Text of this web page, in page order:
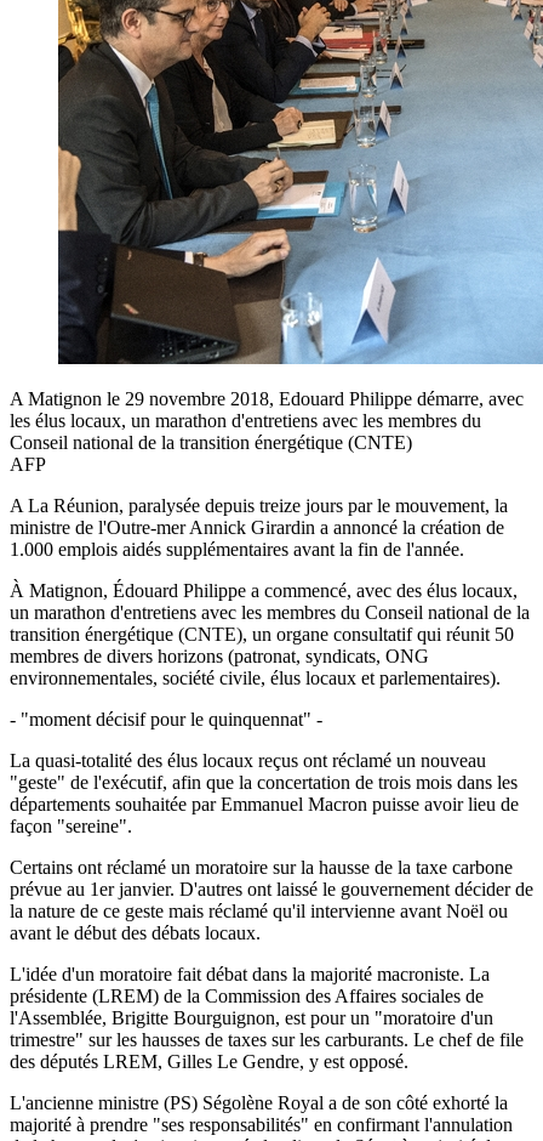
A Matignon le 29 novembre 2018, Edouard Philippe démarre, avec
les élus locaux, un marathon d'entretiens avec les membres du
Conseil national de la transition énergétique (CNTE)
AFP
A La Réunion, paralysée depuis treize jours par le mouvement, la
ministre de l'Outre-mer Annick Girardin a annoncé la création de
1.000 emplois aidés supplémentaires avant la fin de l'année.
À Matignon, Édouard Philippe a commencé, avec des élus locaux,
un marathon d'entretiens avec les membres du Conseil national de la
transition énergétique (CNTE), un organe consultatif qui réunit 50
membres de divers horizons (patronat, syndicats, ONG
environnementales, société civile, élus locaux et parlementaires).
- "moment décisif pour le quinquennat" -
La quasi-totalité des élus locaux reçus ont réclamé un nouveau
"geste" de l'exécutif, afin que la concertation de trois mois dans les
départements souhaitée par Emmanuel Macron puisse avoir lieu de
façon "sereine".
Certains ont réclamé un moratoire sur la hausse de la taxe carbone
prévue au 1er janvier. D'autres ont laissé le gouvernement décider de
la nature de ce geste mais réclamé qu'il intervienne avant Noël ou
avant le début des débats locaux.
L'idée d'un moratoire fait débat dans la majorité macroniste. La
présidente (LREM) de la Commission des Affaires sociales de
l'Assemblée, Brigitte Bourguignon, est pour un "moratoire d'un
trimestre" sur les hausses de taxes sur les carburants. Le chef de file
des députés LREM, Gilles Le Gendre, y est opposé.
L'ancienne ministre (PS) Ségolène Royal a de son côté exhorté la
majorité à prendre "ses responsabilités" en confirmant l'annulation